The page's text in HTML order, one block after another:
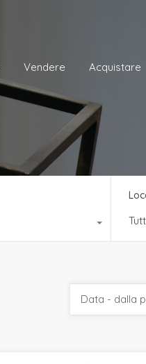
Vendere Acquistare
Data - dalla